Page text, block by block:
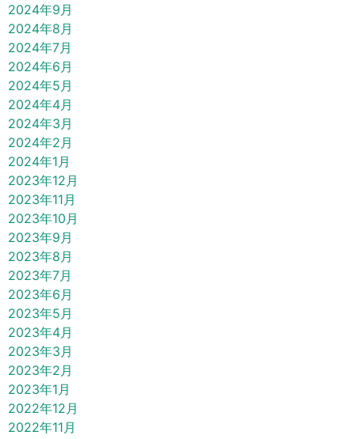
2024年9月
2024年8月
2024年7月
2024年6月
2024年5月
2024年4月
2024年3月
2024年2月
2024年1月
2023年12月
2023年11月
2023年10月
2023年9月
2023年8月
2023年7月
2023年6月
2023年5月
2023年4月
2023年3月
2023年2月
2023年1月
2022年12月
2022年11月